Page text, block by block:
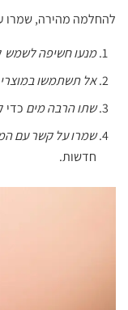
להחלמה מהירה, שמרו
מנעו חשיפה לשמש
אל תשתמשו
שתו הרבה מים כדי
שמרו על קשר עם
חדשות.